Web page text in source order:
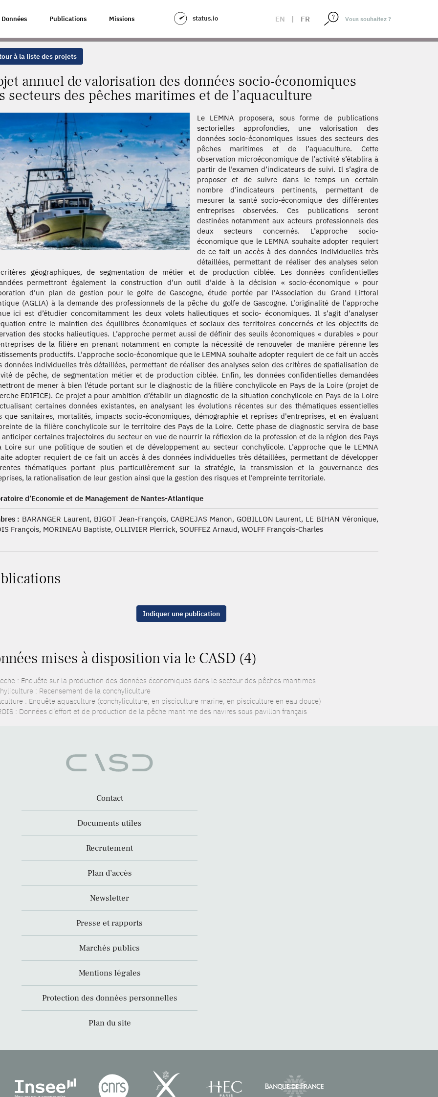
Données Publications Missions status.io EN | FR
DES DONNÉES SOCIO-ÉCONOMIQUES DES SECTEURS DES PÊCHES MARITIMES ET DE L’AQUACULTURE
à la liste des projets
annuel de valorisation des données socio-économiques
secteurs des pêches maritimes et de l’aquaculture
Le LEMNA proposera, sous forme de publications
sectorielles approfondies, une valorisation des
données socio-économiques issues des secteurs des
pêches maritimes et de l’aquaculture. Cette
observation microéconomique de l’activité s’établira à
partir de l’examen d’indicateurs de suivi. Il s’agira de
proposer et de suivre dans le temps un certain
nombre d’indicateurs pertinents, permettant de
mesurer la santé socio-économique des différentes
entreprises observées. Ces publications seront
destinées notamment aux acteurs professionnels des
deux secteurs concernés. L’approche socio-
économique que le LEMNA souhaite adopter requiert
de ce fait un accès à des données individuelles très
détaillées, permettant de réaliser des analyses selon
géographiques, de segmentation de métier et de production ciblée. Les données confidentielles
permettront également la construction d’un outil d’aide à la décision « socio-économique » pour
d’un plan de gestion pour le golfe de Gascogne, étude portée par l'Association du Grand Littoral
(AGLIA) à la demande des professionnels de la pêche du golfe de Gascogne. L’originalité de l’approche
ici est d’étudier concomitamment les deux volets halieutiques et socio- économiques. Il s’agit d’analyser
entre le maintien des équilibres économiques et sociaux des territoires concernés et les objectifs de
des stocks halieutiques. L’approche permet aussi de définir des seuils économiques « durables » pour
de la filière en prenant notamment en compte la nécessité de renouveler de manière pérenne les
productifs. L’approche socio-économique que le LEMNA souhaite adopter requiert de ce fait un accès
données individuelles très détaillées, permettant de réaliser des analyses selon des critères de spatialisation de
de pêche, de segmentation métier et de production ciblée. Enfin, les données confidentielles demandées
de mener à bien l’étude portant sur le diagnostic de la filière conchylicole en Pays de la Loire (projet de
EDIFICE). Ce projet a pour ambition d’établir un diagnostic de la situation conchylicole en Pays de la Loire
certaines données existantes, en analysant les évolutions récentes sur des thématiques essentielles
que sanitaires, mortalités, impacts socio-économiques, démographie et reprises d'entreprises, et en évaluant
de la filière conchylicole sur le territoire des Pays de la Loire. Cette phase de diagnostic servira de base
anticiper certaines trajectoires du secteur en vue de nourrir la réflexion de la profession et de la région des Pays
Loire sur une politique de soutien et de développement au secteur conchylicole. L’approche que le LEMNA
adopter requiert de ce fait un accès à des données individuelles très détaillées, permettant de développer
thématiques portant plus particulièrement sur la stratégie, la transmission et la gouvernance des
la rationalisation de leur gestion ainsi que la gestion des risques et l’empreinte territoriale.
d’Economie et de Management de Nantes-Atlantique
: BARANGER Laurent, BIGOT Jean-François, CABREJAS Manon, GOBILLON Laurent, LE BIHAN Véronique,
François, MORINEAU Baptiste, OLLIVIER Pierrick, SOUFFEZ Arnaud, WOLFF François-Charles
Indiquer une publication
mises à disposition via le CASD (4)
: Enquête sur la production des données économiques dans le secteur des pêches maritimes
: Recensement de la conchyliculture
: Enquête aquaculture (conchyliculture, en pisciculture marine, en pisciculture en eau douce)
: Données d’effort et de production de la pêche maritime des navires sous pavillon français
Contact
Documents utiles
Recrutement
Plan d’accès
Newsletter
Presse et rapports
Marchés publics
Mentions légales
Protection des données personnelles
Plan du site